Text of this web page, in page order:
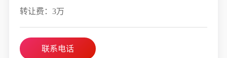
转让费：3万
联系电话